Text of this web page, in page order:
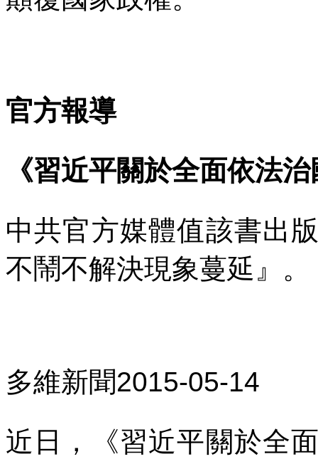
官方報導
《習近平關於全面依法
中共官方媒體值該書出
不鬧不解決現象蔓延』。
多維新聞2015-05-14
近日，《習近平關於全